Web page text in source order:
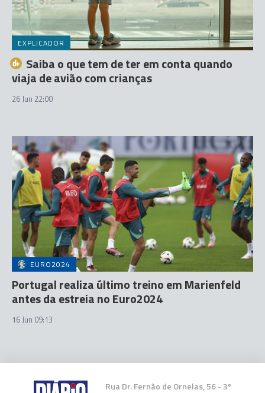
EXPLICADOR
Saiba o que tem de ter em conta quando
viaja de avião com crianças
26 Jun 22:00
EURO2024
Portugal realiza último treino em Marienfeld
antes da estreia no Euro2024
16 Jun 09:13
Rua Dr. Fernão de Ornelas, 56 - 3º